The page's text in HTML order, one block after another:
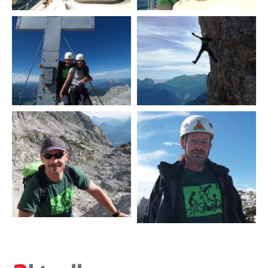
Richard Osterhage
Joachim Radewaldt
Ronny Reinhold
Helmut Schindler
Markus Schleinkofer
Christoph Schnabel
Dominik Thannhäuser
Peter Timer
Raimund Widmer